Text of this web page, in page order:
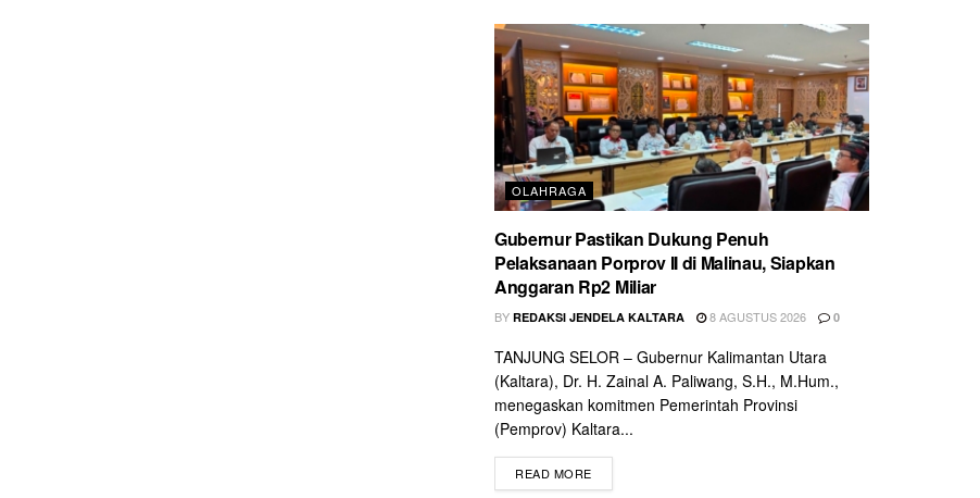
OLAHRAGA
Gubernur Pastikan Dukung Penuh
Pelaksanaan Porprov II di Malinau, Siapkan
Anggaran Rp2 Miliar
BY REDAKSI JENDELA KALTARA 8 AGUSTUS 2026 0
TANJUNG SELOR – Gubernur Kalimantan Utara
(Kaltara), Dr. H. Zainal A. Paliwang, S.H., M.Hum.,
menegaskan komitmen Pemerintah Provinsi
(Pemprov) Kaltara...
READ MORE